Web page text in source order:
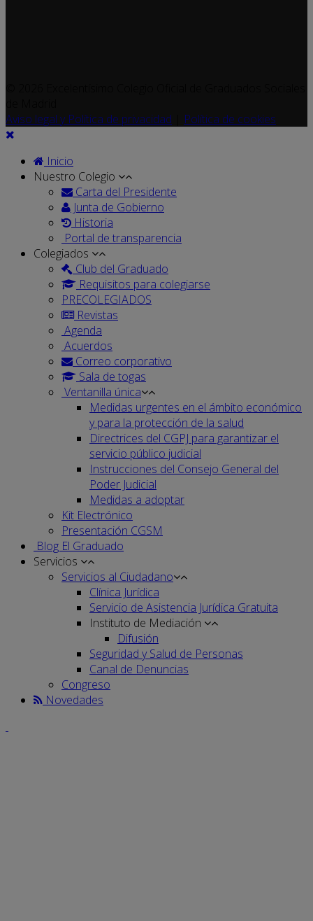
Aviso legal y Política de privacidad
Política de cookies
Inicio
Nuestro Colegio
Carta del Presidente
Junta de Gobierno
Historia
Portal de transparencia
Colegiados
Club del Graduado
Requisitos para colegiarse
PRECOLEGIADOS
Revistas
Agenda
Acuerdos
Correo corporativo
Sala de togas
Ventanilla única
Medidas urgentes en el ámbito económico
y para la protección de la salud
Directrices del CGPJ para garantizar el
servicio público judicial
Instrucciones del Consejo General del
Poder Judicial
Medidas a adoptar
Kit Electrónico
Presentación CGSM
Blog El Graduado
Servicios
Servicios al Ciudadano
Clínica Jurídica
Servicio de Asistencia Jurídica Gratuita
Instituto de Mediación
Difusión
Seguridad y Salud de Personas
Canal de Denuncias
Congreso
Novedades